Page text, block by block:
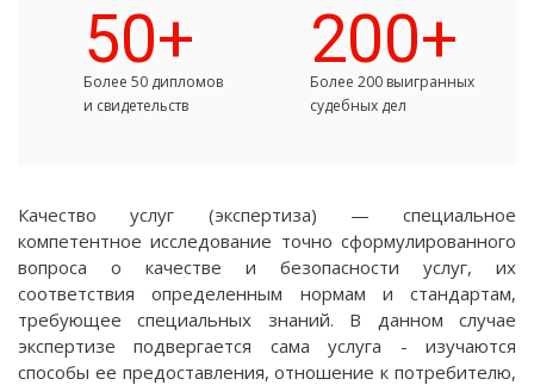
50+
Более 50 дипломов
и свидетельств
200+
Более 200 выигранных
судебных дел
Качество услуг (экспертиза) — специальное
компетентное исследование точно сформулированного
вопроса о качестве и безопасности услуг, их
соответствия определенным нормам и стандартам,
требующее специальных знаний. В данном случае
экспертизе подвергается сама услуга - изучаются
способы ее предоставления, отношение к потребителю,